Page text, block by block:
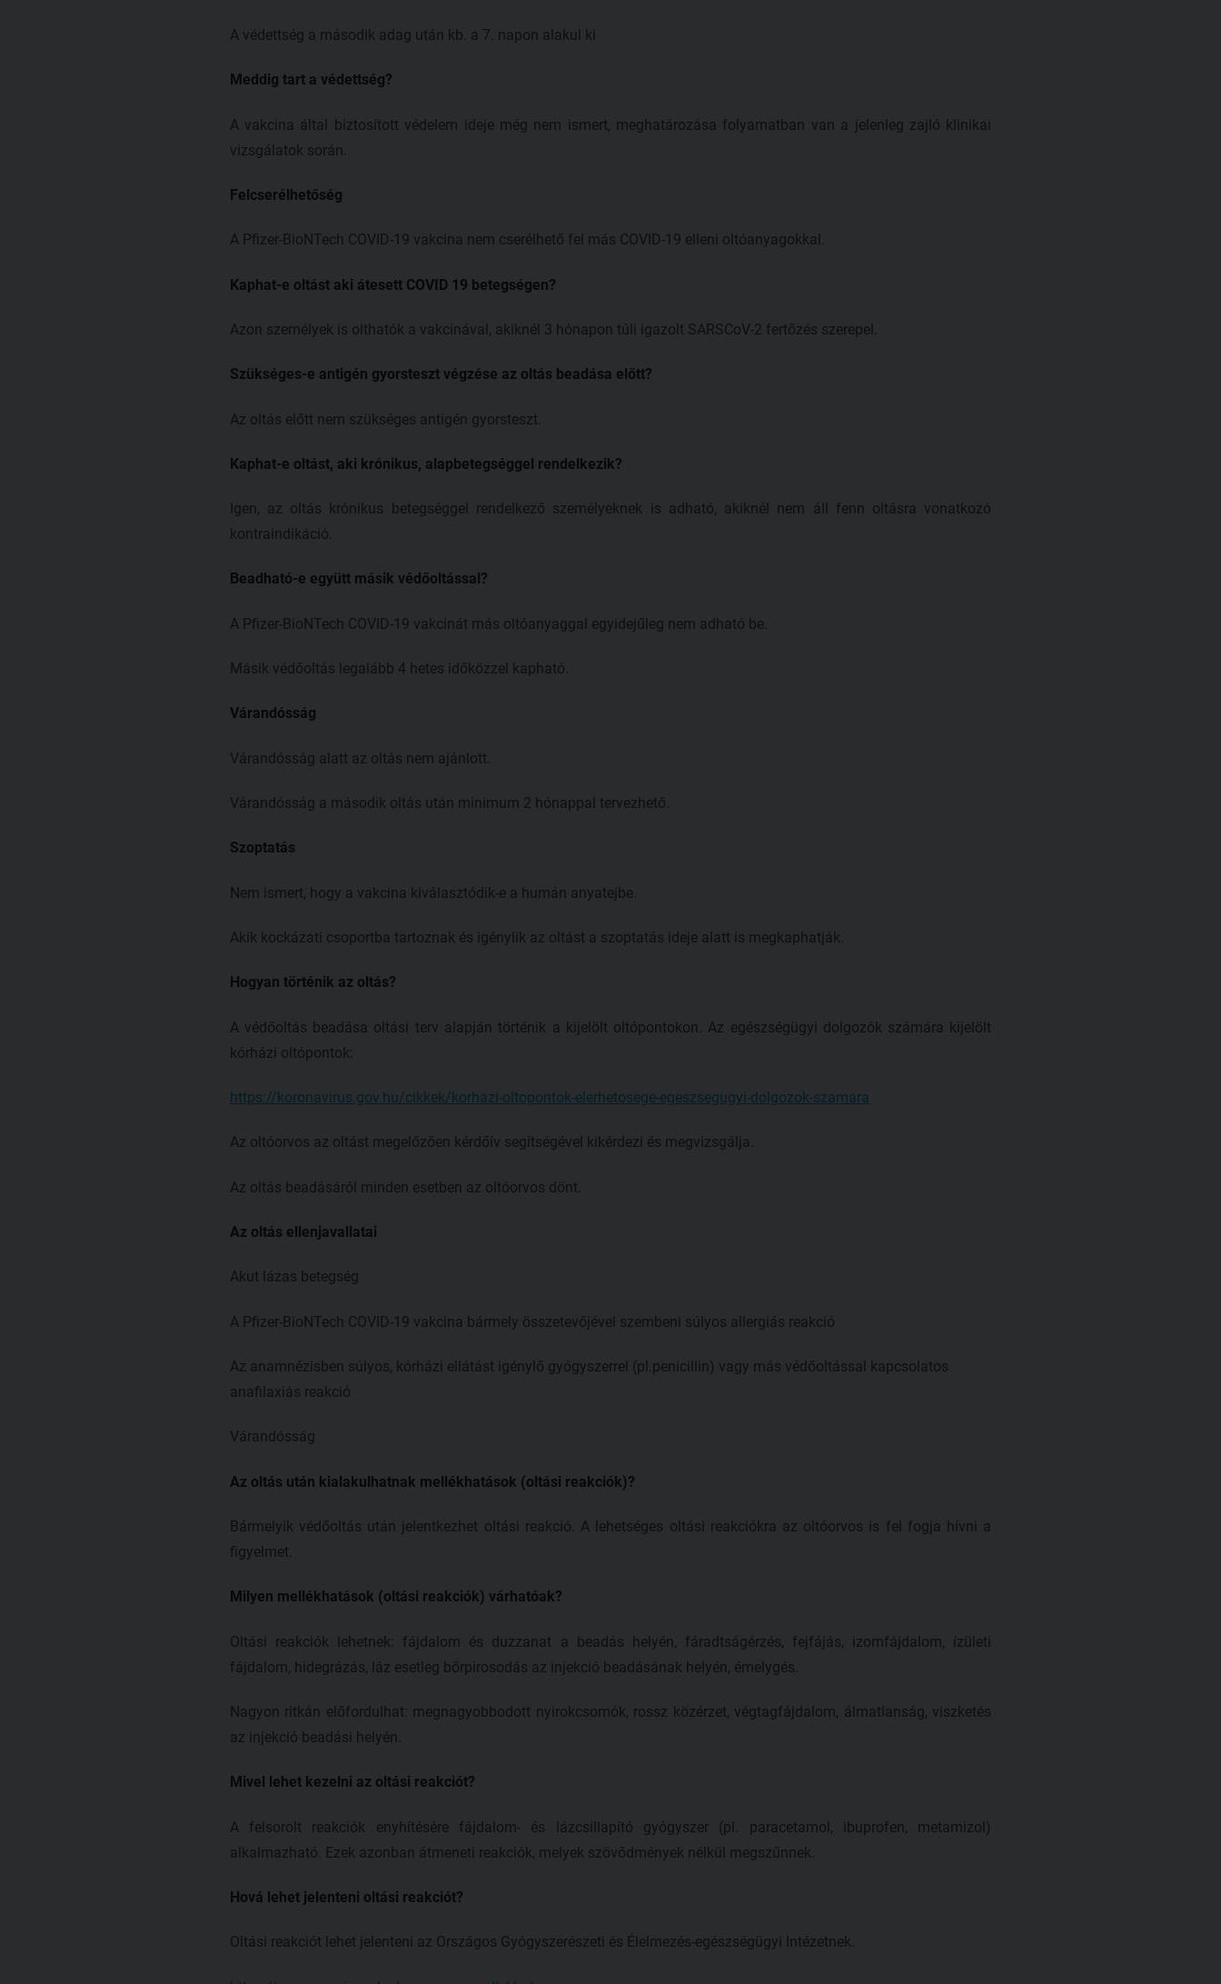
A védettség a második adag után kb. a 7. napon alakul ki
Meddig tart a védettség?
A vakcina által biztosított védelem ideje még nem ismert, meghatározása folyamatban van a jelenleg zajló klinikai
vizsgálatok során.
Felcserélhetőség
A Pfizer-BioNTech COVID-19 vakcina nem cserélhető fel más COVID-19 elleni oltóanyagokkal.
Kaphat-e oltást aki átesett COVID 19 betegségen?
Azon személyek is olthatók a vakcinával, akiknél 3 hónapon túli igazolt SARSCoV-2 fertőzés szerepel.
Szükséges-e antigén gyorsteszt végzése az oltás beadása előtt?
Az oltás előtt nem szükséges antigén gyorsteszt.
Kaphat-e oltást, aki krónikus, alapbetegséggel rendelkezik?
Igen, az oltás krónikus betegséggel rendelkező személyeknek is adható, akiknél nem áll fenn oltásra vonatkozó
kontraindikáció.
Beadható-e együtt másik védőoltással?
A Pfizer-BioNTech COVID-19 vakcinát más oltóanyaggal egyidejűleg nem adható be.
Másik védőoltás legalább 4 hetes időközzel kapható.
Várandósság
Várandósság alatt az oltás nem ajánlott.
Várandósság a második oltás után minimum 2 hónappal tervezhető.
Szoptatás
Nem ismert, hogy a vakcina kiválasztódik-e a humán anyatejbe.
Akik kockázati csoportba tartoznak és igénylik az oltást a szoptatás ideje alatt is megkaphatják.
Hogyan történik az oltás?
A védőoltás beadása oltási terv alapján történik a kijelölt oltópontokon. Az egészségügyi dolgozók számára kijelölt
kórházi oltópontok:
https://koronavirus.gov.hu/cikkek/korhazi-oltopontok-elerhetosege-egeszsegugyi-dolgozok-szamara
Az oltóorvos az oltást megelőzően kérdőív segítségével kikérdezi és megvizsgálja.
Az oltás beadásáról minden esetben az oltóorvos dönt.
Az oltás ellenjavallatai
Akut lázas betegség
A Pfizer-BioNTech COVID-19 vakcina bármely összetevőjével szembeni súlyos allergiás reakció
Az anamnézisben súlyos, kórházi ellátást igénylő gyógyszerrel (pl.penicillin) vagy más védőoltással kapcsolatos
anafilaxiás reakció
Várandósság
Az oltás után kialakulhatnak mellékhatások (oltási reakciók)?
Bármelyik védőoltás után jelentkezhet oltási reakció. A lehetséges oltási reakciókra az oltóorvos is fel fogja hívni a
figyelmet.
Milyen mellékhatások (oltási reakciók) várhatóak?
Oltási reakciók lehetnek: fájdalom és duzzanat a beadás helyén, fáradtságérzés, fejfájás, izomfájdalom, ízületi
fájdalom, hidegrázás, láz esetleg bőrpirosodás az injekció beadásának helyén, émelygés.
Nagyon ritkán előfordulhat: megnagyobbodott nyirokcsomók, rossz közérzet, végtagfájdalom, álmatlanság, viszketés
az injekció beadási helyén.
Mivel lehet kezelni az oltási reakciót?
A felsorolt reakciók enyhítésére fájdalom- és lázcsillapító gyógyszer (pl. paracetamol, ibuprofen, metamizol)
alkalmazható. Ezek azonban átmeneti reakciók, melyek szövődmények nélkül megszűnnek.
Hová lehet jelenteni oltási reakciót?
Oltási reakciót lehet jelenteni az Országos Gyógyszerészeti és Élelmezés-egészségügyi Intézetnek.